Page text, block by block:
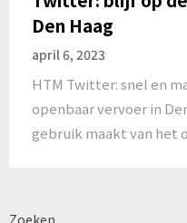
Den Haag
april 6, 2023
HTM Twitter: snel en
openbaar vervoer in
gebruik maakt van het